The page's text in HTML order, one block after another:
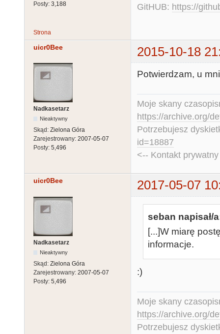
Posty: 3,188 GitHUB: https://
Strona
uicr0Bee 2015-10-18
Nadkasetarz
Nieaktywny
Skąd: Zielona Góra
Zarejestrowany: 2007-05-07
Posty: 5,496
Potwierdzam, u
Moje skany
https://archive.org/
Potrzebujesz
id=18887
<-- Kontakt
uicr0Bee 2017-05-07
Nadkasetarz
Nieaktywny
Skąd: Zielona Góra
Zarejestrowany: 2007-05-07
Posty: 5,496
seban napisał/
[...]W miarę
informacje.
:)
Moje skany
https://archive.org/
Potrzebujesz